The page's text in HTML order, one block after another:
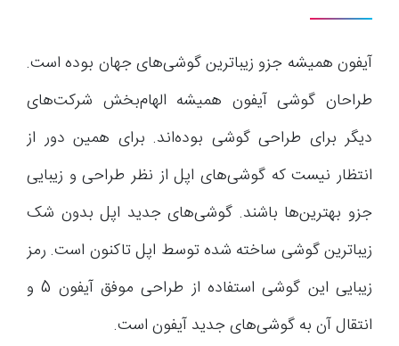
آیفون همیشه جزو زیباترین گوشی‌های جهان بوده است.
طراحان گوشی آیفون همیشه الهام‌بخش شرکت‌های
دیگر برای طراحی گوشی بوده‌اند. برای همین دور از
انتظار نیست که گوشی‌های اپل از نظر طراحی و زیبایی
جزو بهترین‌ها باشند. گوشی‌های جدید اپل بدون شک
زیباترین‌ گوشی ساخته شده توسط اپل تاکنون است. رمز
زیبایی این گوشی استفاده از طراحی موفق آیفون 5 و
انتقال آن به گوشی‌های جدید آیفون است.